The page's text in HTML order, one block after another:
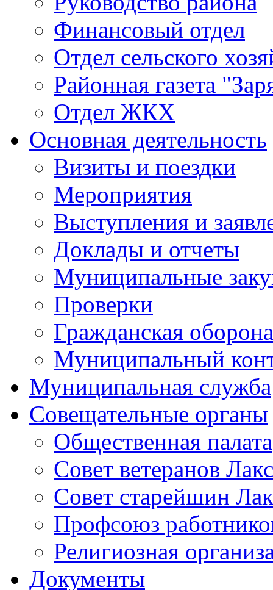
Финансовый отдел
Отдел сельского
Районная газета
Отдел ЖКХ
Основная деятельность
Визиты и поездки
Мероприятия
Выступления и
Доклады и отчеты
Муниципальные
Проверки
Гражданская
Муниципальный
Муниципальная служба
Совещательные органы
Общественная палата
Совет ветеранов
Совет старейшин
Профсоюз
Религиозная
Документы